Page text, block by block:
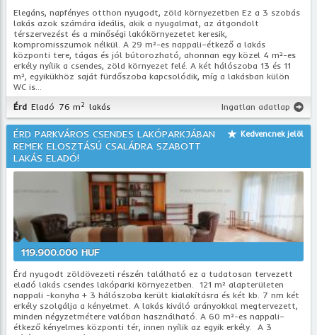
Elegáns, napfényes otthon nyugodt, zöld környezetben Ez a 3 szobás
lakás azok számára ideális, akik a nyugalmat, az átgondolt
térszervezést és a minőségi lakókörnyezetet keresik,
kompromisszumok nélkül. A 29 m²-es nappali–étkező a lakás
központi tere, tágas és jól bútorozható, ahonnan egy közel 4 m²-es
erkély nyílik a csendes, zöld környezet felé. A két hálószoba 13 és 11
m², egyikükhöz saját fürdőszoba kapcsolódik, míg a lakásban külön
WC is...
Érd Eladó 76 m2 lakás Ingatlan adatlap
Kedvencnek jelöl
ÉRD PARKVÁROS CSENDES LAKÓPARKJÁBAN
REMEK ELOSZTÁSÚ CSALÁDRA SZABOTT
LAKÁS ELADÓ!
119.900.000 HUF
Érd nyugodt zöldövezeti részén található ez a tudatosan tervezett
eladó lakás csendes lakóparki környezetben. 121 m² alapterületen
nappali -konyha + 3 hálószoba került kialakításra és két kb. 7 nm két
erkély szolgálja a kényelmet. A lakás kiváló arányokkal megtervezett,
minden négyzetmétere valóban használható. A 60 m²-es nappali–
étkező kényelmes központi tér, innen nyílik az egyik erkély. A 3